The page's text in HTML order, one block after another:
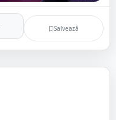
Salvează